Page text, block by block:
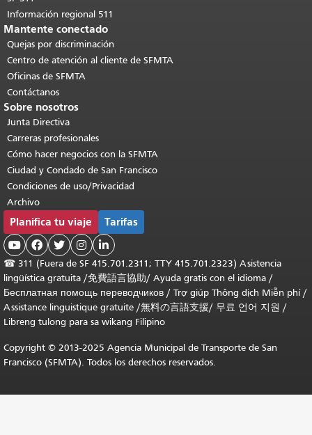
Información regional 511
Mantente conectado
Quejas por discriminación
Centro de atención al cliente de SFMTA
Oficinas de SFMTA
Contáctanos
Sobre nosotros
Junta Directiva
Carreras profesionales
Cómo hacer negocios con la SFMTA
Ciudad y Condado de San Francisco
Condiciones de uso/Privacidad
Archivo
Planifica tu viaje Tarifas
    
☎ 311 (Fuera de SF 415.701.2311; TTY 415.701.2323) Asistencia
lingüística gratuita /免費語言協助/ Ayuda gratis con el idioma /
Бесплатная помощь переводчиков / Trợ giúp Thông dịch Miễn phí/
Assistance linguistique gratuite /無料の言語支援/ 무료 언어 지원 /
Libreng tulong para sa wikang Filipino
Copyright © 2013-2025 Agencia Municipal de Transporte de San
Francisco (SFMTA). Todos los derechos reservados.